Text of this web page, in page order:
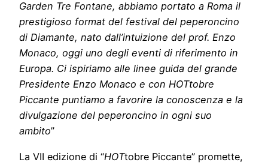
Garden Tre Fontane, abbiamo portato a Roma il
prestigioso format del festival del peperoncino
di Diamante, nato dall’intuizione del prof. Enzo
Monaco, oggi uno degli eventi di riferimento in
Europa. Ci ispiriamo alle linee guida del grande
Presidente Enzo Monaco e con HOTtobre
Piccante puntiamo a favorire la conoscenza e la
divulgazione del peperoncino in ogni suo
ambito”
La VII edizione di “HOTtobre Piccante” promette,